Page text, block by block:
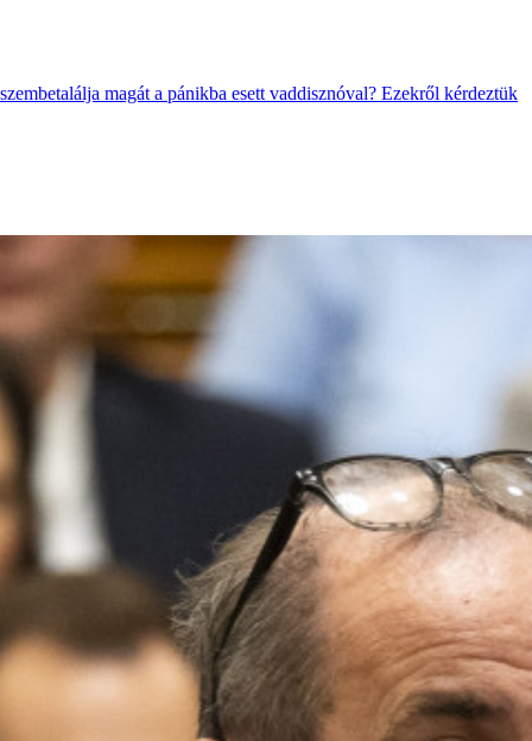
magát a pánikba esett vaddisznóval? Ezekről kérdeztük